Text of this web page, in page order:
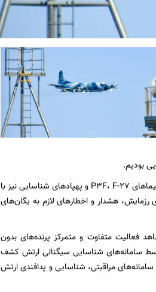
بودیم.
دریادار دوم ایرانی ادامه داد: همزمان یگان‌های پروازی نیروی هوایی و دریایی ارتش شامل هواپیماهای P3F، F-27 و پهپادهای شناسایی نیز با
هشدار و اخطارهای لازم به یگان‌های
این رزمایش شاهد فعالیت متفاوت و متمرکز پرنده‌های بدون
سامانه‌های شناسایی سیگنالی ارتش کشف
مراقبتی، شناسایی و پدافندی ارتش